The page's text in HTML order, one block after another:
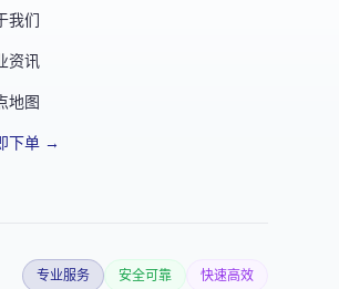
我们
资讯
地图
下单 →
专业服务 安全可靠 快速高效